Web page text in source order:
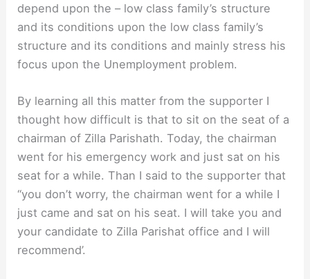
depend upon the – low class family’s structure
and its conditions upon the low class family’s
structure and its conditions and mainly stress his
focus upon the Unemployment problem.
By learning all this matter from the supporter I
thought how difficult is that to sit on the seat of a
chairman of Zilla Parishath. Today, the chairman
went for his emergency work and just sat on his
seat for a while. Than I said to the supporter that
“you don’t worry, the chairman went for a while I
just came and sat on his seat. I will take you and
your candidate to Zilla Parishat office and I will
recommend’.